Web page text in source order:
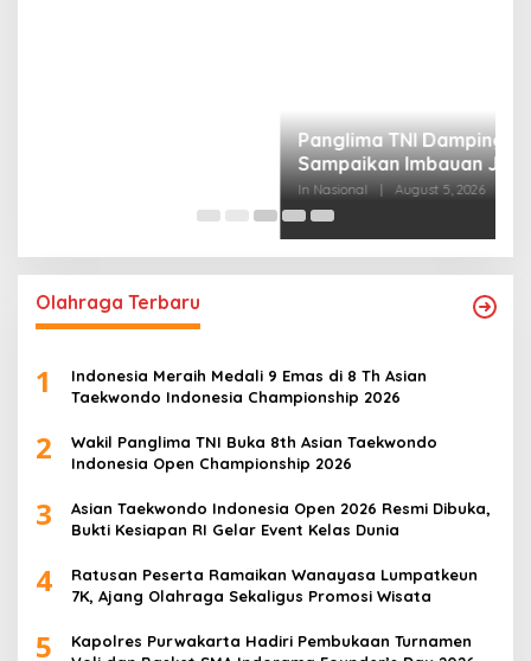
Olahraga Terbaru
1
Indonesia Meraih Medali 9 Emas di 8 Th Asian
Taekwondo Indonesia Championship 2026
2
Wakil Panglima TNI Buka 8th Asian Taekwondo
Indonesia Open Championship 2026
3
Asian Taekwondo Indonesia Open 2026 Resmi Dibuka,
Bukti Kesiapan RI Gelar Event Kelas Dunia
4
Ratusan Peserta Ramaikan Wanayasa Lumpatkeun
7K, Ajang Olahraga Sekaligus Promosi Wisata
5
Kapolres Purwakarta Hadiri Pembukaan Turnamen